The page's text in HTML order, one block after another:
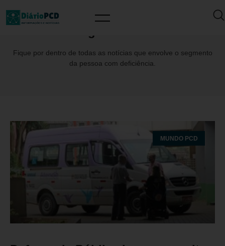
Fique por dentro de todas as notícias que envolve o segmento
da pessoa com deficiência.
MUNDO PCD